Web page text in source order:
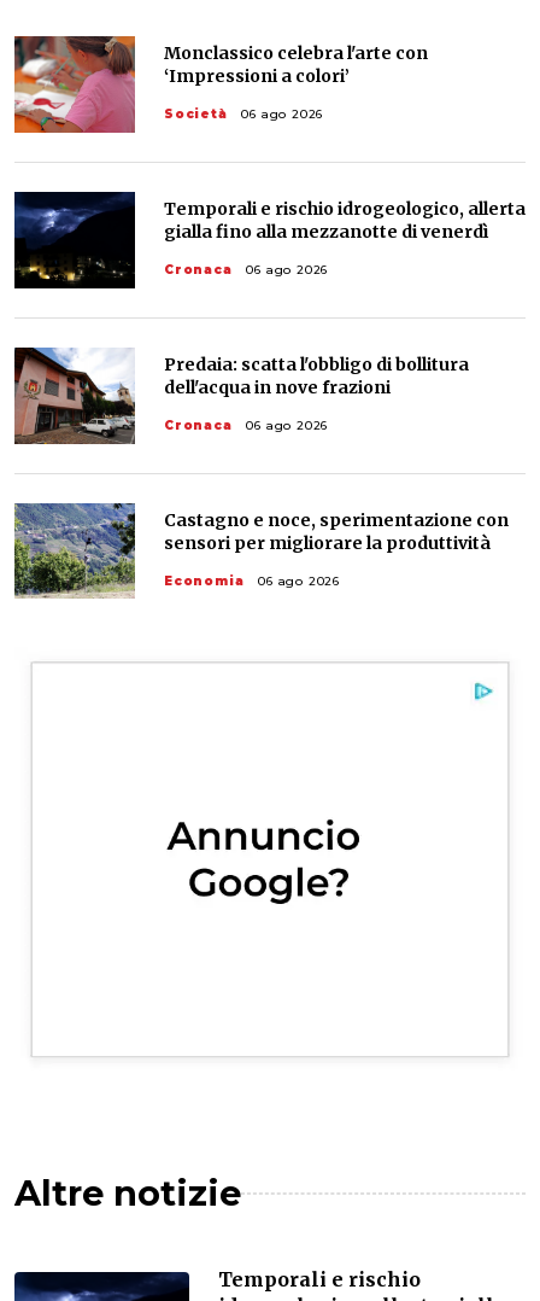
Monclassico celebra l'arte con
‘Impressioni a colori’
Società 06 ago 2026
Temporali e rischio idrogeologico, allerta
gialla fino alla mezzanotte di venerdì
Cronaca 06 ago 2026
Predaia: scatta l'obbligo di bollitura
dell'acqua in nove frazioni
Cronaca 06 ago 2026
Castagno e noce, sperimentazione con
sensori per migliorare la produttività
Economia 06 ago 2026
Altre notizie
Temporali e rischio